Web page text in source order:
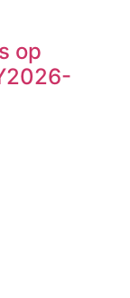
op